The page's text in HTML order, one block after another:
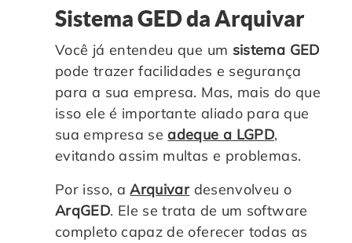
Sistema GED da Arquivar
Você já entendeu que um sistema GED
pode trazer facilidades e segurança
para a sua empresa. Mas, mais do que
isso ele é importante aliado para que
sua empresa se adeque a LGPD,
evitando assim multas e problemas.
Por isso, aArquivardesenvolveu o
ArqGED. Ele se trata de um software
completo capaz de oferecer todas as